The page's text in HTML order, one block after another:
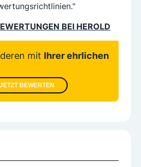
BEI HEROLD
mit Ihrer ehrlichen
JETZT BEWERTEN